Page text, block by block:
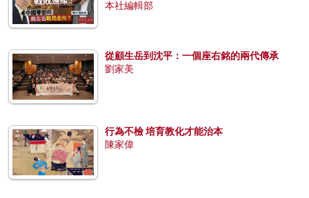
本社編輯部
從顧生岳到沈平：一個座右銘的兩代傳承
劉家美
行為不檢 培育教化才能治本
陳家偉